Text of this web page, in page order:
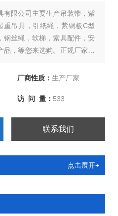
有限公司主要生产吊装带，紫
重吊具，引纸绳，紫铜板C型
钢丝绳，软梯，索具配件，安
品，等您来选购。正规厂家，
厂商性质： 生产厂家
访 问 量： 533
联系我们
点击展开+